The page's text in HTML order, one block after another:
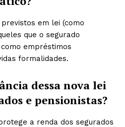
em lei (como
que o segurado
empréstimos
formalidades.
dessa nova lei
e pensionistas?
a renda dos segurados